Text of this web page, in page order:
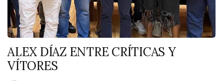
ALEX DÍAZ ENTRE CRÍTICAS Y
VÍTORES